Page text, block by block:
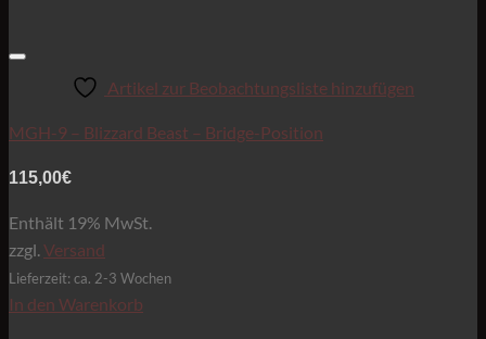
Artikel zur Beobachtungsliste hinzufügen
MGH-9 – Blizzard Beast – Bridge-Position
115,00€
Enthält 19% MwSt.
zzgl.Versand
Lieferzeit: ca. 2-3 Wochen
In den Warenkorb